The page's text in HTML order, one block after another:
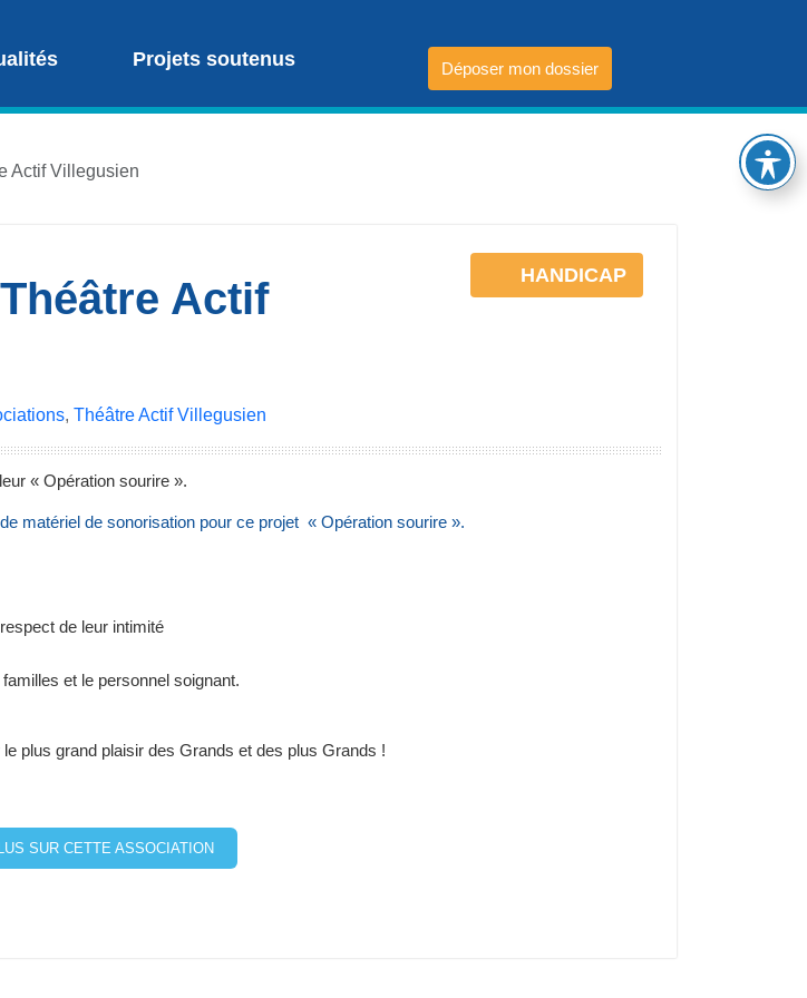
Projets soutenus Déposer mon dossier
Actif Villegusien
HANDICAP
Actif
, Théâtre Actif Villegusien
« Opération sourire ».
de matériel de sonorisation pour ce projet « Opération sourire ».
de leur intimité
et le personnel soignant.
plus grand plaisir des Grands et des plus Grands !
SUR CETTE ASSOCIATION